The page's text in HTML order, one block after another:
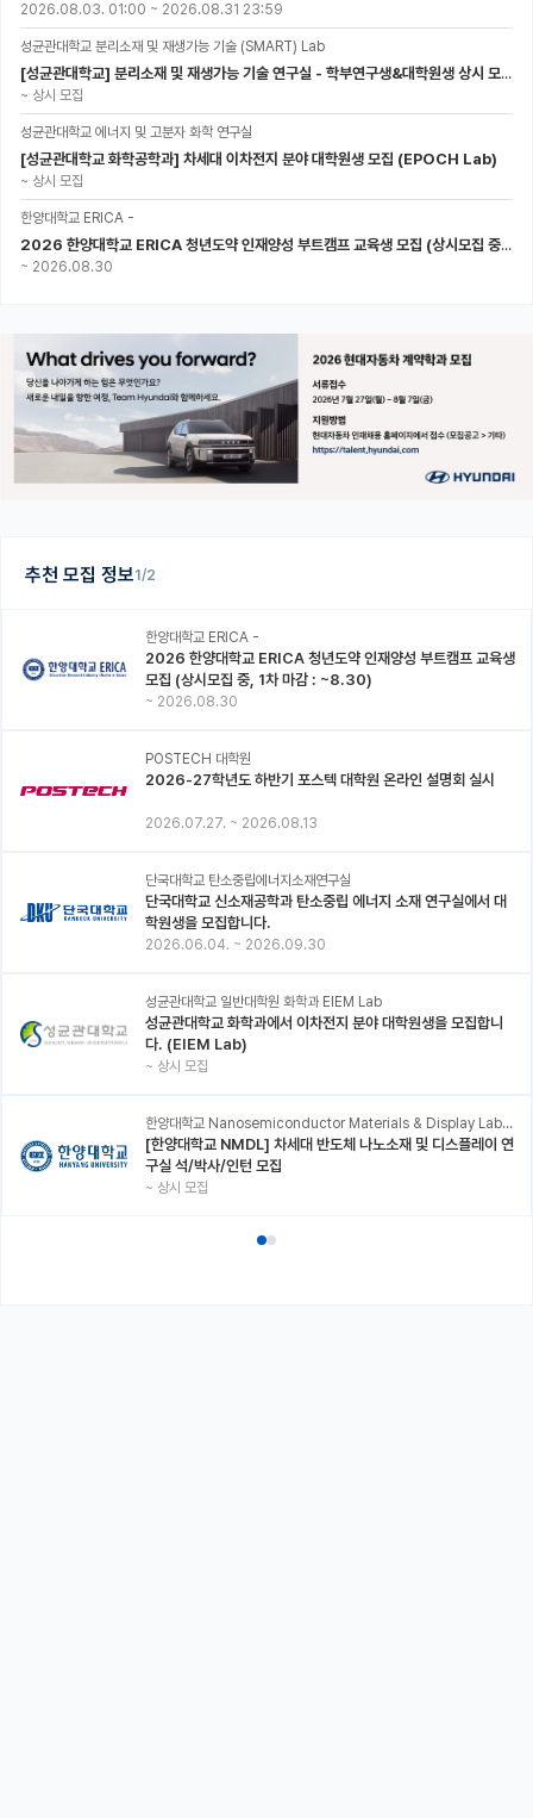
추천 모집 정보1/2
한양대학교 ERICA -
2026 한양대학교 ERICA 청년도약 인재양성 부트캠프 교육생
모집 (상시모집 중, 1차 마감 : ~8.30)
~ 2026.08.30
POSTECH 대학원
2026-27학년도 하반기 포스텍 대학원 온라인 설명회 실시
2026.07.27. ~ 2026.08.13
단국대학교 탄소중립에너지소재연구실
단국대학교 신소재공학과 탄소중립 에너지 소재 연구실에서 대
학원생을 모집합니다.
2026.06.04. ~ 2026.09.30
성균관대학교 일반대학원 화학과 EIEM Lab
성균관대학교 화학과에서 이차전지 분야 대학원생을 모집합니
다. (EIEM Lab)
~ 상시 모집
한양대학교 Nanosemiconductor Materials & Display Laboratory
[한양대학교 NMDL] 차세대 반도체 나노소재 및 디스플레이 연
구실 석/박사/인턴 모집
~ 상시 모집
2026.08.03. 01:00 ~ 2026.08.31 23:59
성균관대학교 분리소재 및 재생가능 기술 (SMART) Lab
[성균관대학교] 분리소재 및 재생가능 기술 연구실 - 학부연구생&대학원생 상시 모집 (미래에너지공학과)
~ 상시 모집
성균관대학교 에너지 및 고분자 화학 연구실
[성균관대학교 화학공학과] 차세대 이차전지 분야 대학원생 모집 (EPOCH Lab)
~ 상시 모집
한양대학교 ERICA -
2026 한양대학교 ERICA 청년도약 인재양성 부트캠프 교육생 모집 (상시모집 중, 1차 마감 : ~8.30)
~ 2026.08.30